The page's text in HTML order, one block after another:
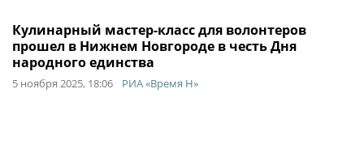
Кулинарный мастер-класс для волонтеров
прошел в Нижнем Новгороде в честь Дня
народного единства
5 ноября 2025, 18:06 РИА «Время Н»